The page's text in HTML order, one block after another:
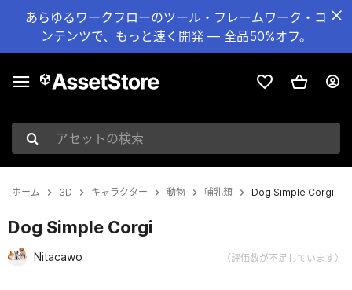
あらゆるワークフローのツール・フレームワーク・コ
ンテンツで、もっと速く開発 — 全品50%オフ。
アセットの検索
ホーム 3D キャラクター 動物 哺乳類 Dog Simple Corgi
Dog Simple Corgi
Nitacawo （評価数が不足しています）